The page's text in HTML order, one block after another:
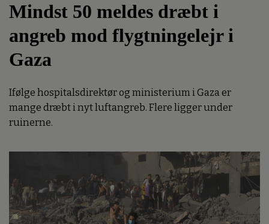
Mindst 50 meldes dræbt i
angreb mod flygtningelejr i
Gaza
Ifølge hospitalsdirektør og ministerium i Gaza er
mange dræbt i nyt luftangreb. Flere ligger under
ruinerne.